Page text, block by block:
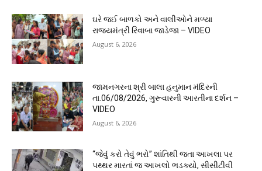
ઘરે જઈ બાળકો અને વાલીઓને મળ્યા
રાજ્યમંત્રી રિવાબા જાડેજા – VIDEO
August 6, 2026
જામનગરના શ્રી બાલા હનુમાન મંદિરની
તા.06/08/2026, ગુરૂવારની આરતીના દર્શન –
VIDEO
August 6, 2026
“જેવું કરો તેવું ભરો” શાંતિથી જતા આખલા પર
પથ્થર મારતાં જ આખલો ભડક્યો, સીસીટીવી